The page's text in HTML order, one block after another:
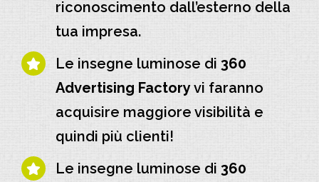
riconoscimento dall’esterno della
tua impresa.
Le insegne luminose di 360
Advertising Factoryvi faranno
acquisire maggiore visibilità e
quindi più clienti!
Le insegne luminose di 360